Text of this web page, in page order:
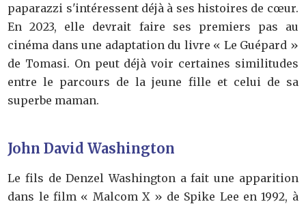
paparazzi s'intéressent déjà à ses histoires de cœur.
En 2023, elle devrait faire ses premiers pas au
cinéma dans une adaptation du livre « Le Guépard »
de Tomasi. On peut déjà voir certaines similitudes
entre le parcours de la jeune fille et celui de sa
superbe maman.
John David Washington
Le fils de Denzel Washington a fait une apparition
dans le film « Malcom X » de Spike Lee en 1992, à